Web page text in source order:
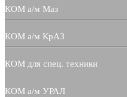
КОМ а/м Маз
КОМ а/м КрАЗ
КОМ для спец. техники
КОМ а/м УРАЛ